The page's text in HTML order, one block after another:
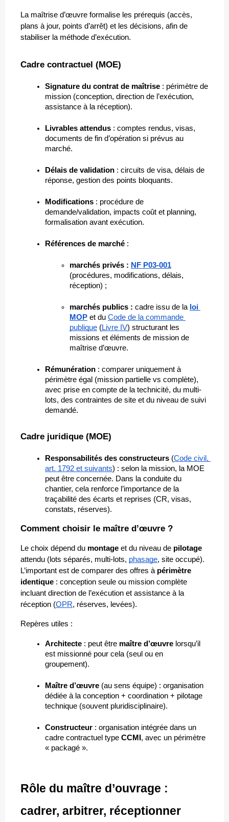
La maîtrise d’œuvre formalise les prérequis (accès,
plans à jour, points d’arrêt) et les décisions, afin de
stabiliser la méthode d’exécution.
Cadre contractuel (MOE)
Signature du contrat de maîtrise : périmètre de
mission (conception, direction de l’exécution,
assistance à la réception).
Livrables attendus : comptes rendus, visas,
documents de fin d’opération si prévus au
marché.
Délais de validation : circuits de visa, délais de
réponse, gestion des points bloquants.
Modifications : procédure de
demande/validation, impacts coût et planning,
formalisation avant exécution.
Références de marché :
marchés privés : NF P03-001
(procédures, modifications, délais,
réception) ;
marchés publics : cadre issu de la loi
MOP et du Code de la commande
publique (Livre IV) structurant les
missions et éléments de mission de
maîtrise d’œuvre.
Rémunération : comparer uniquement à
périmètre égal (mission partielle vs complète),
avec prise en compte de la technicité, du multi-
lots, des contraintes de site et du niveau de suivi
demandé.
Cadre juridique (MOE)
Responsabilités des constructeurs (Code civil,
art. 1792 et suivants) : selon la mission, la MOE
peut être concernée. Dans la conduite du
chantier, cela renforce l’importance de la
traçabilité des écarts et reprises (CR, visas,
constats, réserves).
Comment choisir le maître d’œuvre ?
Le choix dépend du montage et du niveau de pilotage
attendu (lots séparés, multi-lots, phasage, site occupé).
L’important est de comparer des offres à périmètre
identique : conception seule ou mission complète
incluant direction de l’exécution et assistance à la
réception (OPR, réserves, levées).
Repères utiles :
Architecte : peut être maître d’œuvre lorsqu’il
est missionné pour cela (seul ou en
groupement).
Maître d’œuvre (au sens équipe) : organisation
dédiée à la conception + coordination + pilotage
technique (souvent pluridisciplinaire).
Constructeur : organisation intégrée dans un
cadre contractuel type CCMI , avec un périmètre
« packagé ».
Rôle du maître d’ouvrage :
cadrer, arbitrer, réceptionner